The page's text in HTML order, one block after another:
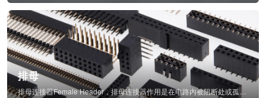
排母
排母连接器Female Header，排母连接器作用是在电路内被阻断处或孤立不通...